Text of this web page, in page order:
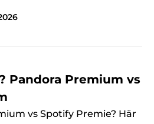
Pandora Premium vs
vs Spotify Premie? Här